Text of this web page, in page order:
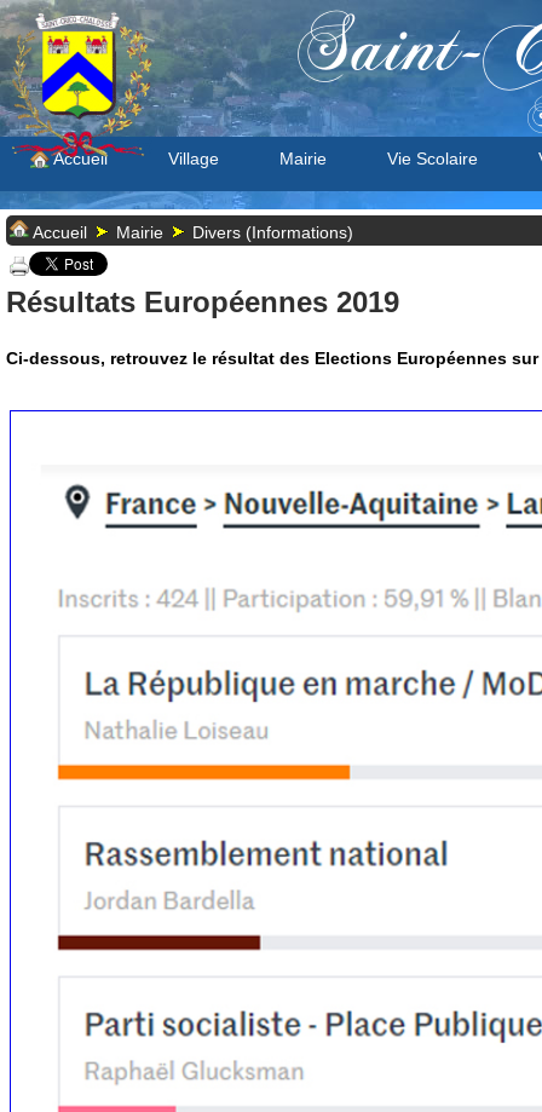
Saint-
Accueil Village Mairie Vie Scolaire
Accueil Mairie Divers (Informations)
Résultats Européennes 2019
Ci-dessous, retrouvez le résultat des Elections Européennes